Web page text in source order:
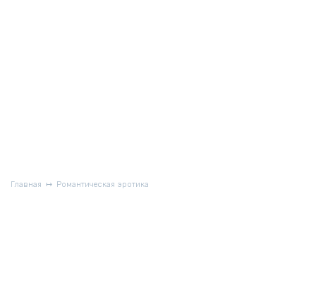
Главная Романтическая эротика